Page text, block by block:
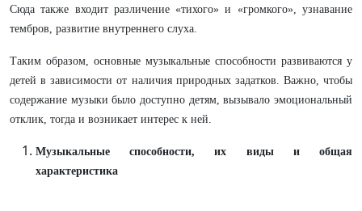
Сюда также входит различение «тихого» и «громкого», узнавание
тембров, развитие внутреннего слуха.
Таким образом, основные музыкальные способности развиваются у
детей в зависимости от наличия природных задатков. Важно, чтобы
содержание музыки было доступно детям, вызывало эмоциональный
отклик, тогда и возникает интерес к ней.
Музыкальные способности, их виды и общая
характеристика